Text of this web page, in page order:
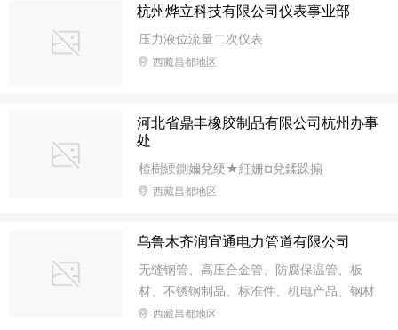
杭州烨立科技有限公司仪表事业部
压力液位流量二次仪表
西藏昌都地区
河北省鼎丰橡胶制品有限公司杭州办事
处
楂樹綆鍘嬭兌绠★紝姗¤兌鍒跺搧
西藏昌都地区
乌鲁木齐润宜通电力管道有限公司
无缝钢管、高压合金管、防腐保温管、板
材、不锈钢制品、标准件、机电产品、钢材
等。西藏昌都地区